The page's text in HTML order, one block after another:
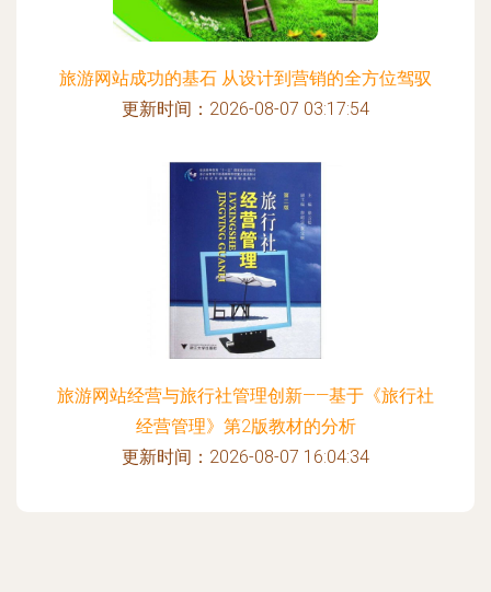
旅游网站成功的基石 从设计到营销的全方位驾驭
更新时间：2026-08-07 03:17:54
旅游网站经营与旅行社管理创新——基于《旅行社
经营管理》第2版教材的分析
更新时间：2026-08-07 16:04:34